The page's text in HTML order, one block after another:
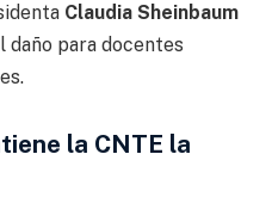
Claudia Sheinbaum
para docentes
la CNTE la